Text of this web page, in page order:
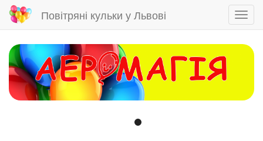
Skip
main
content
Повітряні кульки у Львові